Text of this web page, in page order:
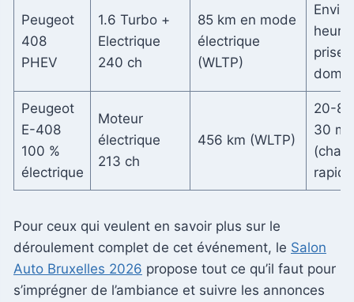
Peugeot
408
PHEV
1.6 Turbo +
Electrique
240 ch
85 km en mode
électrique
(WLTP)
prise
Peugeot
E-408
100 %
électrique
Moteur
électrique
213 ch
456 km (WLTP)
20-
30
Pour ceux qui veulent en savoir plus sur le
déroulement complet de cet événement, le Salon
Auto Bruxelles 2026 propose tout ce qu’il faut pour
s’imprégner de l’ambiance et suivre les annonces